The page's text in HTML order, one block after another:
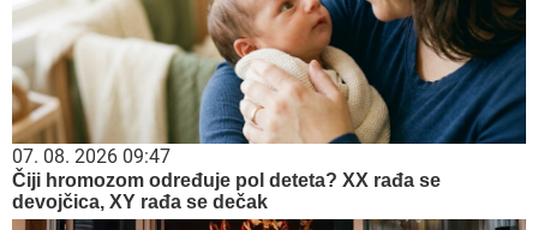
07. 08. 2026 09:47
Čiji hromozom određuje pol deteta? XX rađa se
devojčica, XY rađa se dečak